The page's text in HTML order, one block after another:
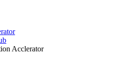
Acclerator